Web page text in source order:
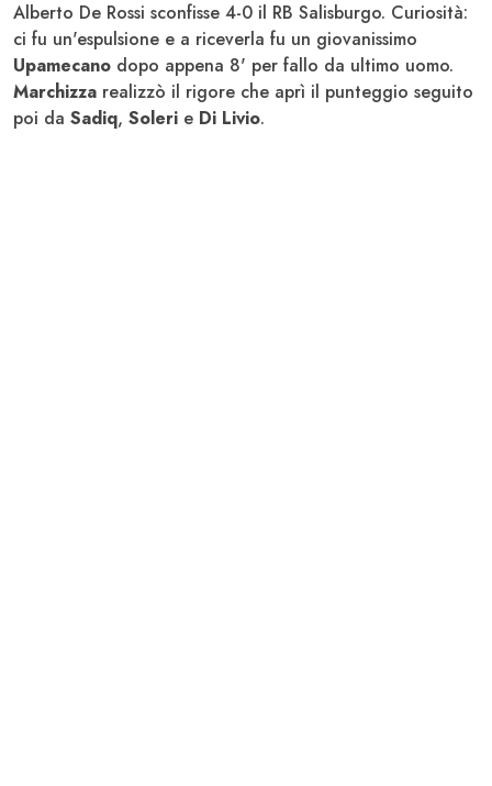
Alberto De Rossi sconfisse 4-0 il RB Salisburgo. Curiosità:
ci fu un'espulsione e a riceverla fu un giovanissimo
Upamecano dopo appena 8' per fallo da ultimo uomo.
Marchizza realizzò il rigore che aprì il punteggio seguito
poi da Sadiq, Soleri e Di Livio.